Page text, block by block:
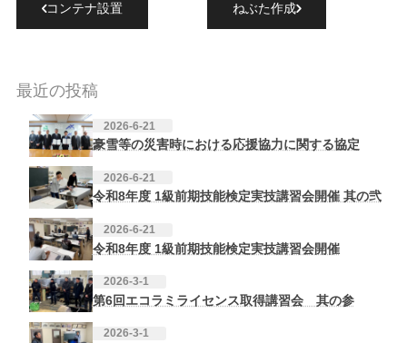
コンテナ設置 ねぶた作成
最近の投稿
2026-6-21
豪雪等の災害時における応援協力に関する協定
2026-6-21
令和8年度 1級前期技能検定実技講習会開催 其の弐
2026-6-21
令和8年度 1級前期技能検定実技講習会開催
2026-3-1
第6回エコラミライセンス取得講習会 其の参
2026-3-1